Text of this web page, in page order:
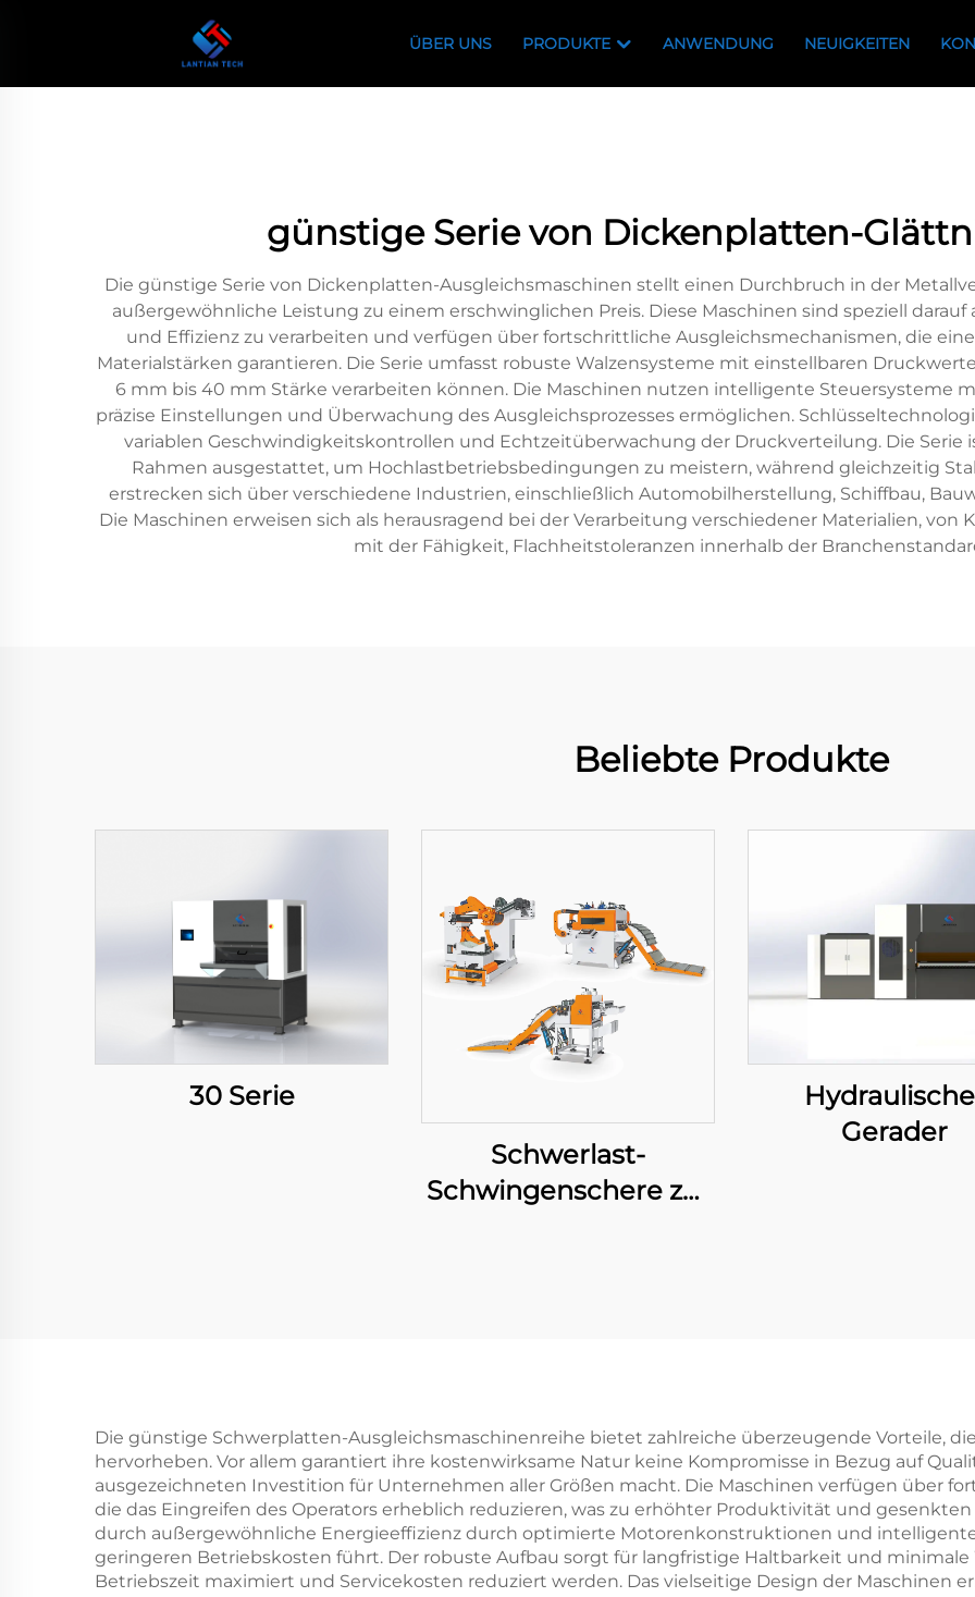
ÜBER UNS PRODUKTE ANWENDUNG NEUIGKEITEN
günstige Serie von Dickenplatten-
Die günstige Serie von Dickenplatten-Ausgleichsmaschinen stellt einen Durchbruch in der
außergewöhnliche Leistung zu einem erschwinglichen Preis. Diese Maschinen sind speziell
und Effizienz zu verarbeiten und verfügen über fortschrittliche Ausgleichsmechanismen, die
Materialstärken garantieren. Die Serie umfasst robuste Walzensysteme mit einstellbaren
6 mm bis 40 mm Stärke verarbeiten können. Die Maschinen nutzen intelligente Steuersysteme
präzise Einstellungen und Überwachung des Ausgleichsprozesses ermöglichen.
variablen Geschwindigkeitskontrollen und Echtzeitüberwachung der Druckverteilung. Die
Rahmen ausgestattet, um Hochlastbetriebsbedingungen zu meistern, während gleichzeitig
erstrecken sich über verschiedene Industrien, einschließlich Automobilherstellung, Schiffbau,
Die Maschinen erweisen sich als herausragend bei der Verarbeitung verschiedener Materialien,
mit der Fähigkeit, Flachheitstoleranzen innerhalb der
Beliebte Produkte
30 Serie
Schwerlast-
Schwingenschere zur
Gerader
Die günstige Schwerplatten-Ausgleichsmaschinenreihe bietet zahlreiche überzeugende Vorteile,
hervorheben. Vor allem garantiert ihre kostenwirksame Natur keine Kompromisse in Bezug auf
ausgezeichneten Investition für Unternehmen aller Größen macht. Die Maschinen verfügen über
die das Eingreifen des Operators erheblich reduzieren, was zu erhöhter Produktivität und
durch außergewöhnliche Energieeffizienz durch optimierte Motorenkonstruktionen und
geringeren Betriebskosten führt. Der robuste Aufbau sorgt für langfristige Haltbarkeit und
Betriebszeit maximiert und Servicekosten reduziert werden. Das vielseitige Design der Maschinen